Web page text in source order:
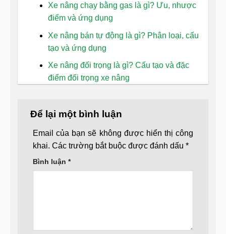
Xe nâng chạy bằng gas là gì? Ưu, nhược
điểm và ứng dụng
Xe nâng bán tự động là gì? Phân loại, cấu
tạo và ứng dụng
Xe nâng đối trọng là gì? Cấu tạo và đặc
điểm đối trọng xe nâng
Để lại một bình luận
Email của bạn sẽ không được hiển thị công
khai. Các trường bắt buộc được đánh dấu *
Bình luận *